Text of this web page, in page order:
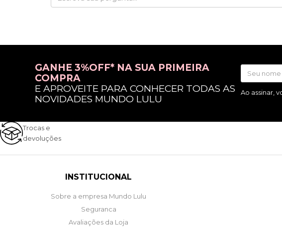
GANHE 3%OFF* NA SUA PRIMEIRA
COMPRA
E APROVEITE PARA CONHECER TODAS AS
NOVIDADES MUNDO LULU
Ao assinar,
Trocas e
devoluções
INSTITUCIONAL
Sobre a empresa Mundo Lulu
Seguranca
Avaliações da Loja